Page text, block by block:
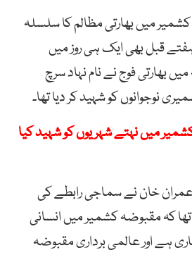
میں بھارتی مظالم کا سلسلہ
قبل بھی ایک ہی روز میں
بھارتی فوج نے نام نہاد سرچ
میں نہتے شہریوں کو شہید کیا
خان نے سماجی رابطے کی
تھا کہ مقبوضہ کشمیر میں انسانی
ہے اور عالمی برداری مقبوضہ